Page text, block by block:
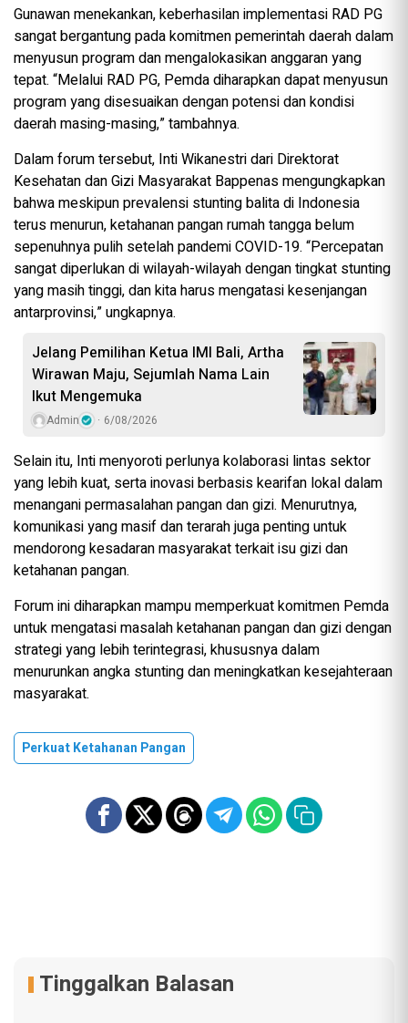
Gunawan menekankan, keberhasilan implementasi RAD PG
sangat bergantung pada komitmen pemerintah daerah dalam
menyusun program dan mengalokasikan anggaran yang
tepat. “Melalui RAD PG, Pemda diharapkan dapat menyusun
program yang disesuaikan dengan potensi dan kondisi
daerah masing-masing,” tambahnya.
Dalam forum tersebut, Inti Wikanestri dari Direktorat
Kesehatan dan Gizi Masyarakat Bappenas mengungkapkan
bahwa meskipun prevalensi stunting balita di Indonesia
terus menurun, ketahanan pangan rumah tangga belum
sepenuhnya pulih setelah pandemi COVID-19. “Percepatan
sangat diperlukan di wilayah-wilayah dengan tingkat stunting
yang masih tinggi, dan kita harus mengatasi kesenjangan
antarprovinsi,” ungkapnya.
Jelang Pemilihan Ketua IMI Bali, Artha
Wirawan Maju, Sejumlah Nama Lain
Ikut Mengemuka
Admin 6/08/2026
Selain itu, Inti menyoroti perlunya kolaborasi lintas sektor
yang lebih kuat, serta inovasi berbasis kearifan lokal dalam
menangani permasalahan pangan dan gizi. Menurutnya,
komunikasi yang masif dan terarah juga penting untuk
mendorong kesadaran masyarakat terkait isu gizi dan
ketahanan pangan.
Forum ini diharapkan mampu memperkuat komitmen Pemda
untuk mengatasi masalah ketahanan pangan dan gizi dengan
strategi yang lebih terintegrasi, khususnya dalam
menurunkan angka stunting dan meningkatkan kesejahteraan
masyarakat.
Perkuat Ketahanan Pangan
Tinggalkan Balasan